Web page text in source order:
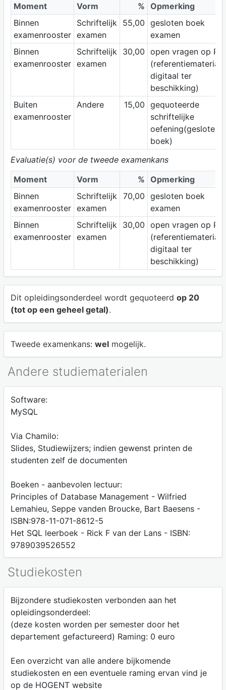
Moment
Vorm % Opmerking
Binnen
examenrooster
Schriftelijk
examen
55,00 gesloten boek
examen
Binnen
examenrooster
Schriftelijk
examen
30,00 open vragen op PC
(referentiemateriaal
digitaal ter
beschikking)
Buiten
examenrooster
Andere 15,00 gequoteerde
schriftelijke
oefening(gesloten
boek)
Evaluatie(s) voor de tweede examenkans
Moment
Vorm % Opmerking
Binnen
examenrooster
Schriftelijk
examen
70,00 gesloten boek
examen
Binnen
examenrooster
Schriftelijk
examen
30,00 open vragen op PC
(referentiemateriaal
digitaal ter
beschikking)
Dit opleidingsonderdeel wordt gequoteerd op 20
(tot op een geheel getal).
Tweede examenkans: welmogelijk.
Andere studiematerialen
Software:
MySQL
Via Chamilo:
Slides, Studiewijzers; indien gewenst printen de
studenten zelf de documenten
Boeken - aanbevolen lectuur:
Principles of Database Management - Wilfried
Lemahieu, Seppe vanden Broucke, Bart Baesens -
ISBN:978-11-071-8612-5
Het SQL leerboek - Rick F van der Lans - ISBN:
9789039526552
Studiekosten
Bijzondere studiekosten verbonden aan het
opleidingsonderdeel:
(deze kosten worden per semester door het
departement gefactureerd) Raming: 0 euro
Een overzicht van alle andere bijkomende
studiekosten en een eventuele raming ervan vind je
op de HOGENT website